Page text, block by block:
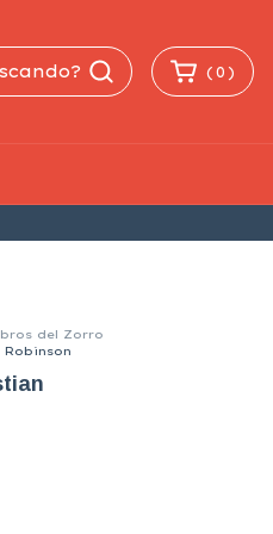
( 0 )
del Zorro